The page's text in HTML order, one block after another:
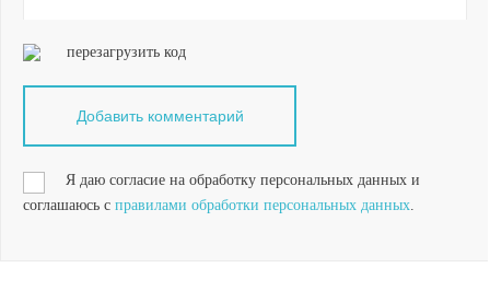
перезагрузить код
Я даю согласие на обработку персональных данных и
соглашаюсь с правилами обработки персональных данных